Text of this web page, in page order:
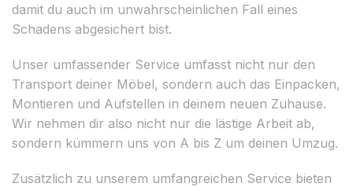
damit du auch im unwahrscheinlichen Fall eines
Schadens abgesichert bist.
Unser umfassender Service umfasst nicht nur den
Transport deiner Möbel, sondern auch das Einpacken,
Montieren und Aufstellen in deinem neuen Zuhause.
Wir nehmen dir also nicht nur die lästige Arbeit ab,
sondern kümmern uns von A bis Z um deinen Umzug.
Zusätzlich zu unserem umfangreichen Service bieten